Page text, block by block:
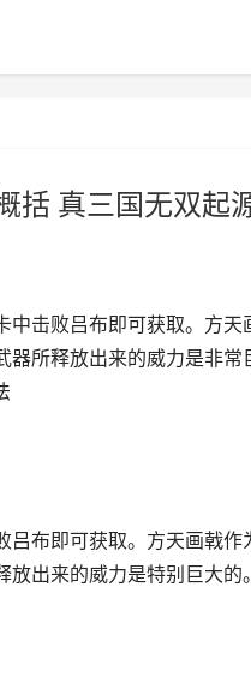
括 真三国无双起
击败吕布即可获取。方天
所释放出来的威力是非常
布即可获取。方天画戟作
出来的威力是特别巨大的。